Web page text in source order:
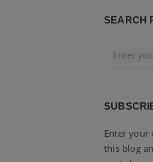
SEARCH
Enter your
this blog